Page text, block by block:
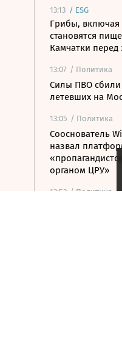
13:13 / ESG
Грибы,
становятся
Камчатки перед
13:07 / Политика
Силы ПВО сбили
летевших на
13:05 / Политика
Сооснователь
назвал
органом ЦРУ»
12:53 / Политика